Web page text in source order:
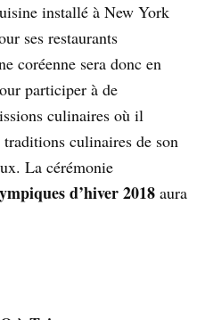
installé à New York
ses restaurants
coréenne sera donc en
participer à de
culinaires où il
culinaires de son
La cérémonie
d’hiver 2018 aura